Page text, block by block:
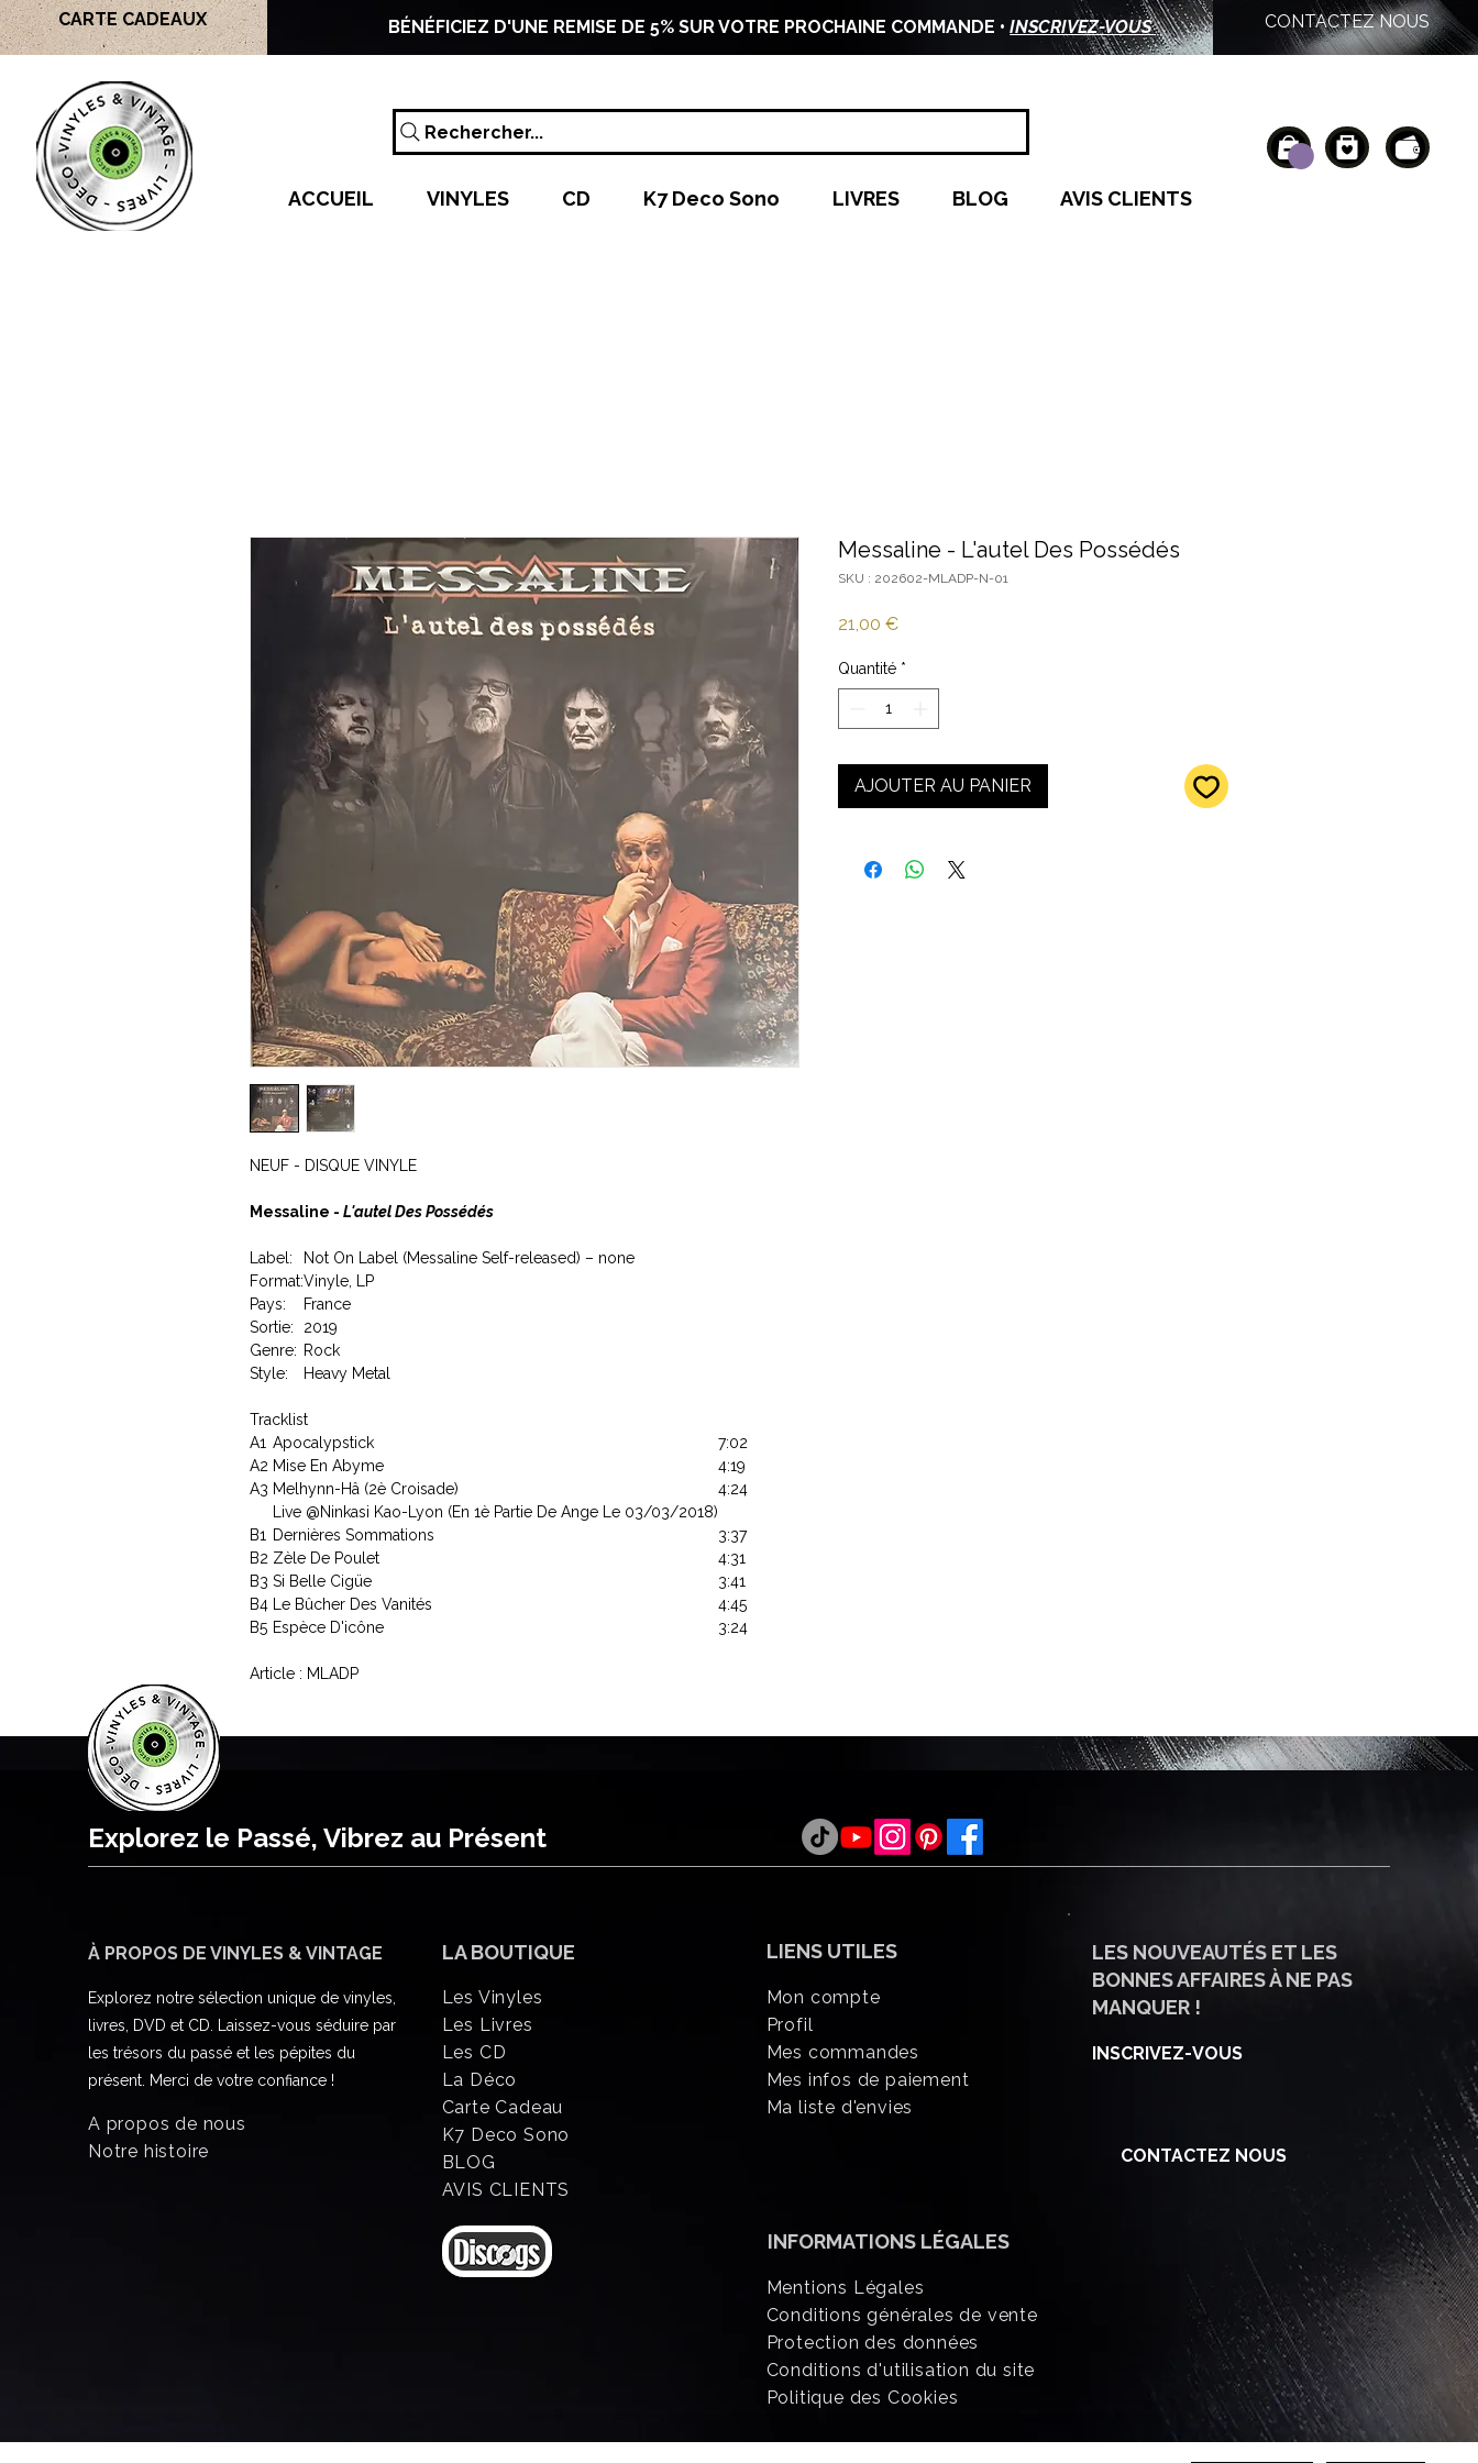
CARTE CADEAUX BÉNÉFICIEZ D'UNE REMISE DE 5% SUR VOTRE PROCHAINE COMMANDE •INSCRIVEZ-VOUS CONTACTEZ NOUS
Rechercher...
ACCUEIL VINYLES CD K7 Deco Sono LIVRES BLOG AVIS CLIENTS
NEUF - DISQUE VINYLE
Messaline - L'autel Des Possédés
Label:
Not On Label (Messaline Self-released) – none
Format:Vinyle, LP
Pays:
France
Sortie:
2019
Genre: Rock
Style:
Heavy Metal
Tracklist
A1 Apocalypstick
7:02
A2 Mise En Abyme
4:19
A3 Melhynn-Hâ (2è Croisade)
4:24
Live @Ninkasi Kao-Lyon (En 1è Partie De Ange Le 03/03/2018)
B1
Dernières Sommations
3:37
B2 Zèle De Poulet
4:31
B3 Si Belle Cigüe
3:41
B4
Le Bûcher Des Vanités
4:45
B5 Espèce D'icône 3:24
Article : MLADP
Messaline - L'autel Des Possédés
SKU : 202602-MLADP-N-01
21,00 €Prix
Quantité *
AJOUTER AU PANIER
Explorez le Passé, Vibrez au Présent
À PROPOS DE VINYLES & VINTAGE
Explorez notre sélection unique de vinyles,
livres, DVD et CD. Laissez-vous séduire par
les trésors du passé et les pépites du
présent. Merci de votre confiance !
A propos de nous
Notre histoire
LA BOUTIQUE
Les Vinyles
Les Livres
Les CD
La Déco
Carte Cadeau
K7 Deco Sono
BLOG
AVIS CLIENTS
LIENS UTILES
Mon compte
Profil
Mes commandes
Mes infos de paiement
Ma liste d'envies
INFORMATIONSLÉGALES
Mentions Légales
Conditions générales de vente
Protection des données
Conditions d'utilisation du site
Politique des Cookies
LES NOUVEAUTÉS ET LES
BONNES AFFAIRES À NE PAS
MANQUER !
INSCRIVEZ-VOUS
CONTACTEZ NOUS